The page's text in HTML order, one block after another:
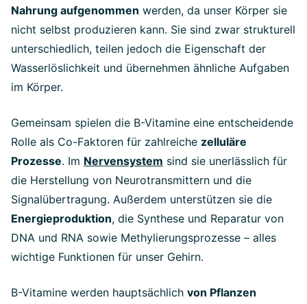
Nahrung aufgenommen werden, da unser Körper sie
nicht selbst produzieren kann. Sie sind zwar strukturell
unterschiedlich, teilen jedoch die Eigenschaft der
Wasserlöslichkeit und übernehmen ähnliche Aufgaben
im Körper.
Gemeinsam spielen die B-Vitamine eine entscheidende
Rolle als Co-Faktoren für zahlreiche zelluläre
Prozesse. Im Nervensystem sind sie unerlässlich für
die Herstellung von Neurotransmittern und die
Signalübertragung. Außerdem unterstützen sie die
Energieproduktion, die Synthese und Reparatur von
DNA und RNA sowie Methylierungsprozesse – alles
wichtige Funktionen für unser Gehirn.
B-Vitamine werden hauptsächlich von Pflanzen